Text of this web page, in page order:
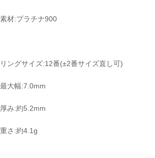
素材:プラチナ900
リングサイズ:12番(±2番サイズ直し可)
最大幅:7.0mm
厚み:約5.2mm
重さ:約4.1g